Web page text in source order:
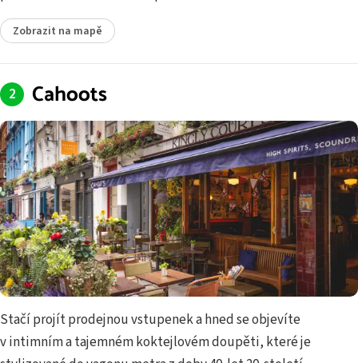
Zobrazit na mapě
Cahoots
Stačí projít prodejnou vstupenek a hned se objevíte
v intimním a tajemném koktejlovém doupěti, které je